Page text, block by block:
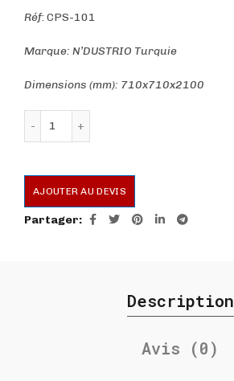
Réf: CPS-101
Marque: N’DUSTRIO Turquie
Dimensions (mm): 710x710x2100
AJOUTER AU DEVIS
Partager
Description
Avis (0)